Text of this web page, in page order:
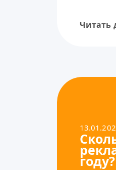
Читать
году?